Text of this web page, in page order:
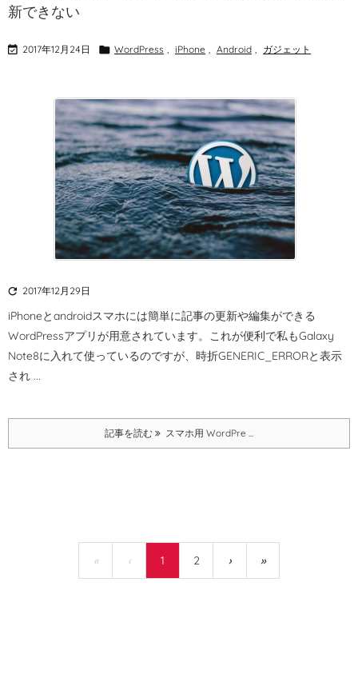
新できない
 2017年12月24日  WordPress , iPhone , Android , ガジェット
 2017年12月29日
iPhoneとandroidスマホには簡単に記事の更新や編集ができる
WordPressアプリが用意されています。 これが便利で私もGalaxy
Note8に入れて使っているのですが、時折GENERIC_ERRORと表示
され ...
記事を読む スマホ用 WordPre ...
« ‹ 1 2 › »